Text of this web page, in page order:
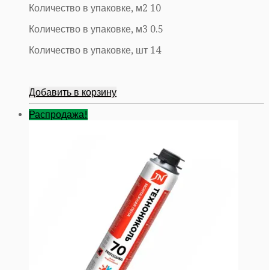
Количество в упаковке, м2 10
Количество в упаковке, м3 0.5
Количество в упаковке, шт 14
Добавить в корзину
Распродажа!